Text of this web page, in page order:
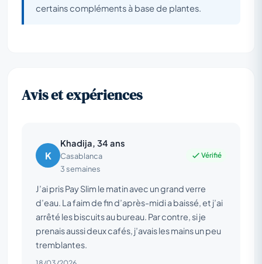
certains compléments à base de plantes.
Avis et expériences
K
Khadija, 34 ans
Casablanca
3 semaines
Vérifié
J’ai pris Pay Slim le matin avec un grand verre
d’eau. La faim de fin d’après-midi a baissé, et j’ai
arrêté les biscuits au bureau. Par contre, si je
prenais aussi deux cafés, j’avais les mains un peu
tremblantes.